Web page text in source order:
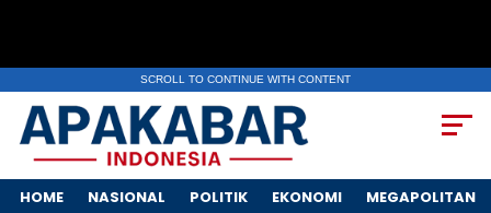
SCROLL TO CONTINUE WITH CONTENT
HOME NASIONAL POLITIK EKONOMI MEGAPOLITAN